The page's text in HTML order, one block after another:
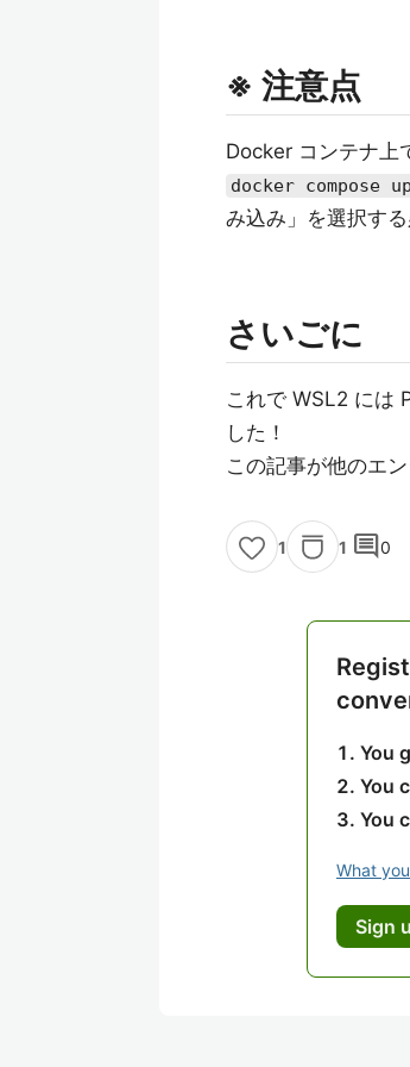
※ 注意点
Docker コンテナ上
docker compose
み込み」を選択する
さいごに
これで WSL2 には
した！
この記事が他のエ
1 1 comment0
You
You
You
What
Sign